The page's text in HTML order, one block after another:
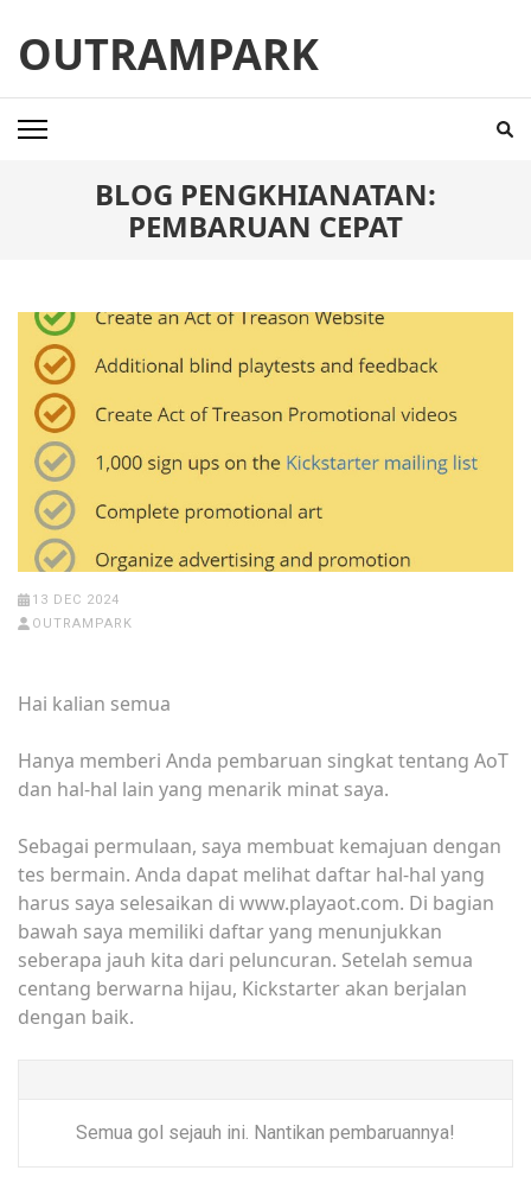
content
(Press
Enter)
OUTRAMPARK
BLOG PENGKHIANATAN:
PEMBARUAN CEPAT
13 DEC 2024
OUTRAMPARK
Hai kalian semua
Hanya memberi Anda pembaruan singkat tentang AoT
dan hal-hal lain yang menarik minat saya.
Sebagai permulaan, saya membuat kemajuan dengan
tes bermain. Anda dapat melihat daftar hal-hal yang
harus saya selesaikan di www.playaot.com. Di bagian
bawah saya memiliki daftar yang menunjukkan
seberapa jauh kita dari peluncuran. Setelah semua
centang berwarna hijau, Kickstarter akan berjalan
dengan baik.
Semua gol sejauh ini. Nantikan pembaruannya!